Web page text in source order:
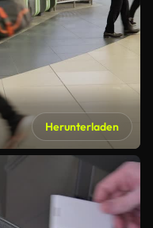
Herunterladen